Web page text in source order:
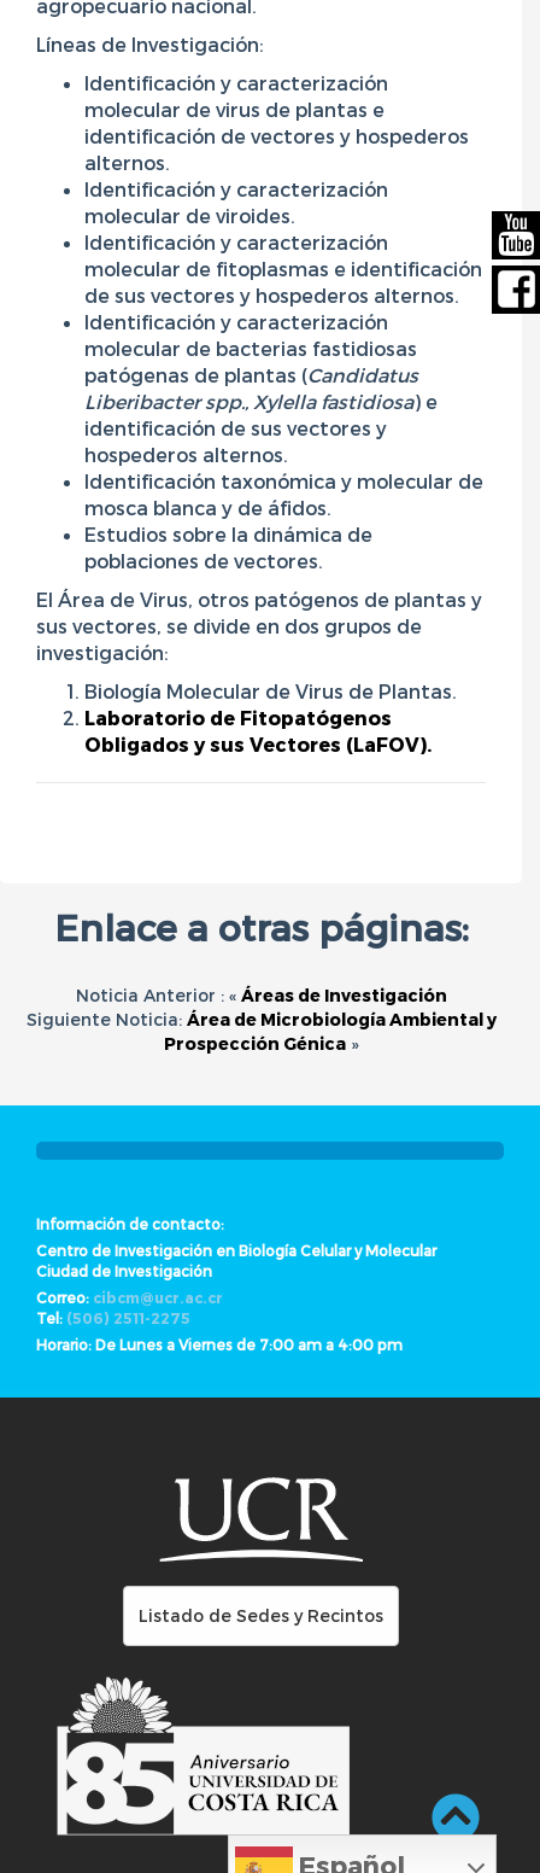
agropecuario nacional.
Líneas de Investigación:
Identificación y caracterización
molecular de virus de plantas e
identificación de vectores y hospederos
alternos.
Identificación y caracterización
molecular de viroides.
Identificación y caracterización
molecular de fitoplasmas e identificación
de sus vectores y hospederos alternos.
Identificación y caracterización
molecular de bacterias fastidiosas
patógenas de plantas (Candidatus
Liberibacter spp., Xylella fastidiosa) e
identificación de sus vectores y
hospederos alternos.
Identificación taxonómica y molecular de
mosca blanca y de áfidos.
Estudios sobre la dinámica de
poblaciones de vectores.
El Área de Virus, otros patógenos de plantas y
sus vectores, se divide en dos grupos de
investigación:
Biología Molecular de Virus de Plantas.
Laboratorio de Fitopatógenos
Obligados y sus Vectores (LaFOV).
Enlace a otras páginas:
Noticia Anterior : « Áreas de Investigación
Siguiente Noticia: Área de Microbiología Ambiental y
Prospección Génica»
Información de contacto:
Centro de Investigación en Biología Celular y Molecular
Ciudad de Investigación
Correo: cibcm@ucr.ac.cr
Tel: (506) 2511-2275
Horario: De Lunes a Viernes de 7:00 am a 4:00 pm
Listado de Sedes y Recintos
Español